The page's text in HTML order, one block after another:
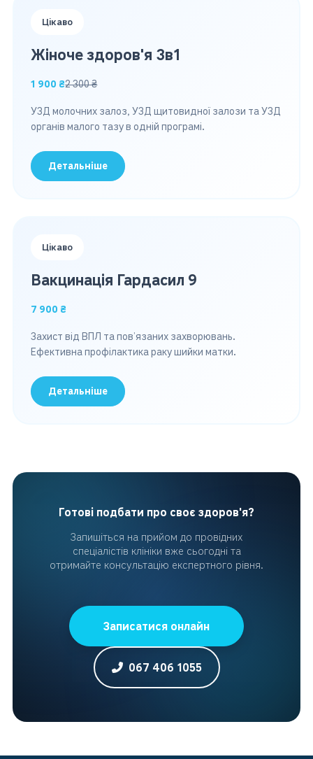
Цікаво
Жіноче здоров'я 3в1
1 900 ₴2 300 ₴
УЗД молочних залоз, УЗД щитовидної залози та УЗД
органів малого тазу в одній програмі.
Детальніше
Цікаво
Вакцинація Гардасил 9
7 900 ₴
Захист від ВПЛ та пов’язаних захворювань.
Ефективна профілактика раку шийки матки.
Детальніше
Готові подбати про своє здоров'я?
Запишіться на прийом до провідних
спеціалістів клініки вже сьогодні та
отримайте консультацію експертного рівня.
Записатися онлайн
067 406 1055